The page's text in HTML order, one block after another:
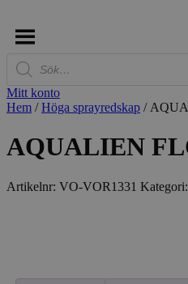
Produktsökning
Mitt konto
Hem /Höga sprayredskap /
AQUALIEN
Artikelnr: VO-VOR1331 Kategori: